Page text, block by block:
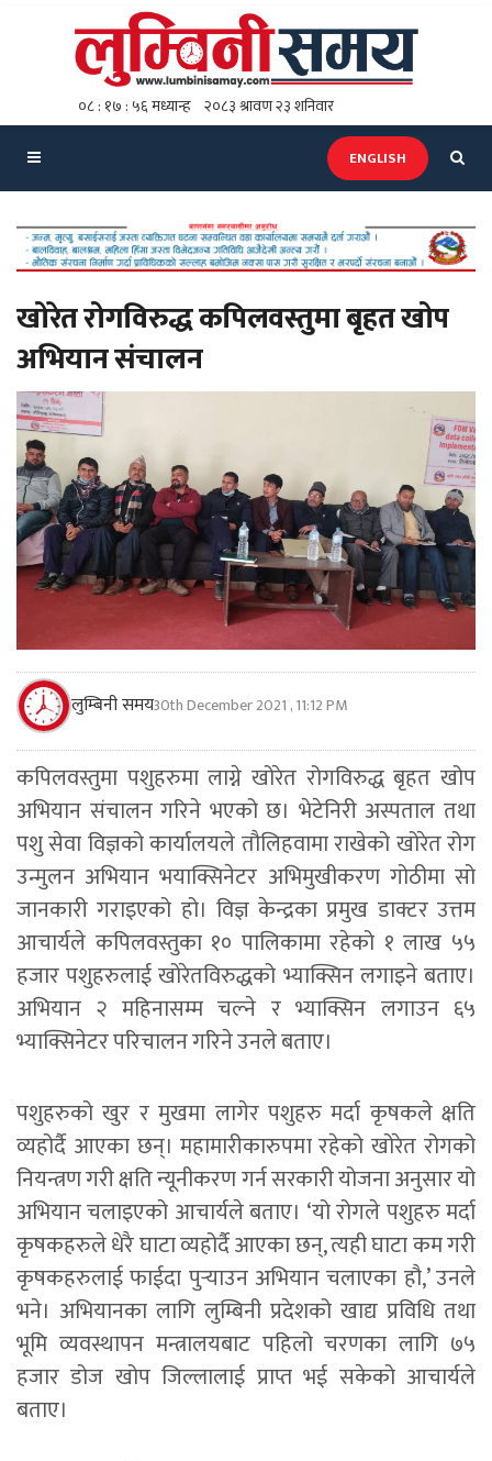
ENGLISH
खोरेत रोगविरुद्ध कपिलवस्तुमा बृहत खोप
अभियान संचालन
लुम्बिनी समय30th December 2021 , 11:12 PM
कपिलवस्तुमा पशुहरुमा लाग्ने खोरेत रोगविरुद्ध बृहत खोप
अभियान संचालन गरिने भएको छ। भेटेनिरी अस्पताल तथा
पशु सेवा विज्ञको कार्यालयले तौलिहवामा राखेको खोरेत रोग
उन्मुलन अभियान भयाक्सिनेटर अभिमुखीकरण गोठीमा सो
जानकारी गराइएको हो। विज्ञ केन्द्रका प्रमुख डाक्टर उत्तम
आचार्यले कपिलवस्तुका १० पालिकामा रहेको १ लाख ५५
हजार पशुहरुलाई खोरेतविरुद्धको भ्याक्सिन लगाइने बताए।
अभियान २ महिनासम्म चल्ने र भ्याक्सिन लगाउन ६५
भ्याक्सिनेटर परिचालन गरिने उनले बताए।
पशुहरुको खुर र मुखमा लागेर पशुहरु मर्दा कृषकले क्षति
व्यहोर्दै आएका छन्। महामारीकारुपमा रहेको खोरेत रोगको
नियन्त्रण गरी क्षति न्यूनीकरण गर्न सरकारी योजना अनुसार यो
अभियान चलाइएको आचार्यले बताए। ‘यो रोगले पशुहरु मर्दा
कृषकहरुले धेरै घाटा व्यहोर्दै आएका छन्, त्यही घाटा कम गरी
कृषकहरुलाई फाईदा पुर्‍याउन अभियान चलाएका हौ,’ उनले
भने। अभियानका लागि लुम्बिनी प्रदेशको खाद्य प्रविधि तथा
भूमि व्यवस्थापन मन्त्रालयबाट पहिलो चरणका लागि ७५
हजार डोज खोप जिल्लालाई प्राप्त भई सकेको आचार्यले
बताए।